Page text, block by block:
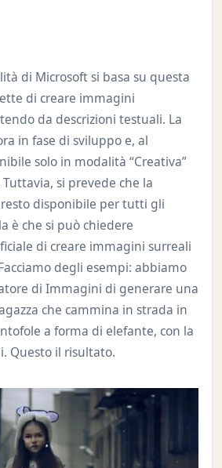
di Microsoft si basa su questa
di creare immagini
da descrizioni testuali. La
in fase di sviluppo e, al
solo in modalità “Creativa”
si prevede che la
disponibile per tutti gli
è che si può chiedere
di creare immagini surreali
degli esempi: abbiamo
di Immagini di generare una
che cammina in strada in
a forma di elefante, con la
Questo il risultato.